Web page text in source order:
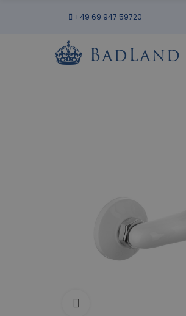
+49 69 947 59720